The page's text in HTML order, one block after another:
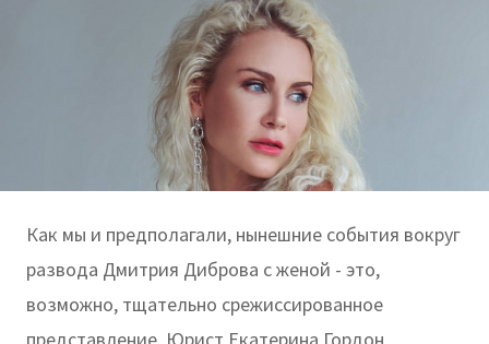
​​​​​​​Как мы и предполагали, нынешние события вокруг
развода Дмитрия Диброва с женой - это,
возможно, тщательно срежиссированное
представление. Юрист Екатерина Гордон